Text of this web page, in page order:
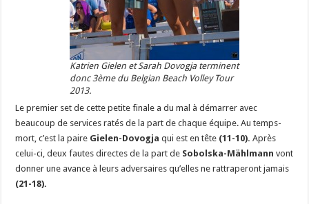
Katrien Gielen et Sarah Dovogja terminent
donc 3ème du Belgian Beach Volley Tour
2013.
Le premier set de cette petite finale a du mal à démarrer avec
beaucoup de services ratés de la part de chaque équipe. Au temps-
mort, c’est la paire Gielen-Dovogjaqui est en tête (11-10).Après
celui-ci, deux fautes directes de la part de Sobolska-Mählmannvont
donner une avance à leurs adversaires qu’elles ne rattraperont jamais
(21-18).